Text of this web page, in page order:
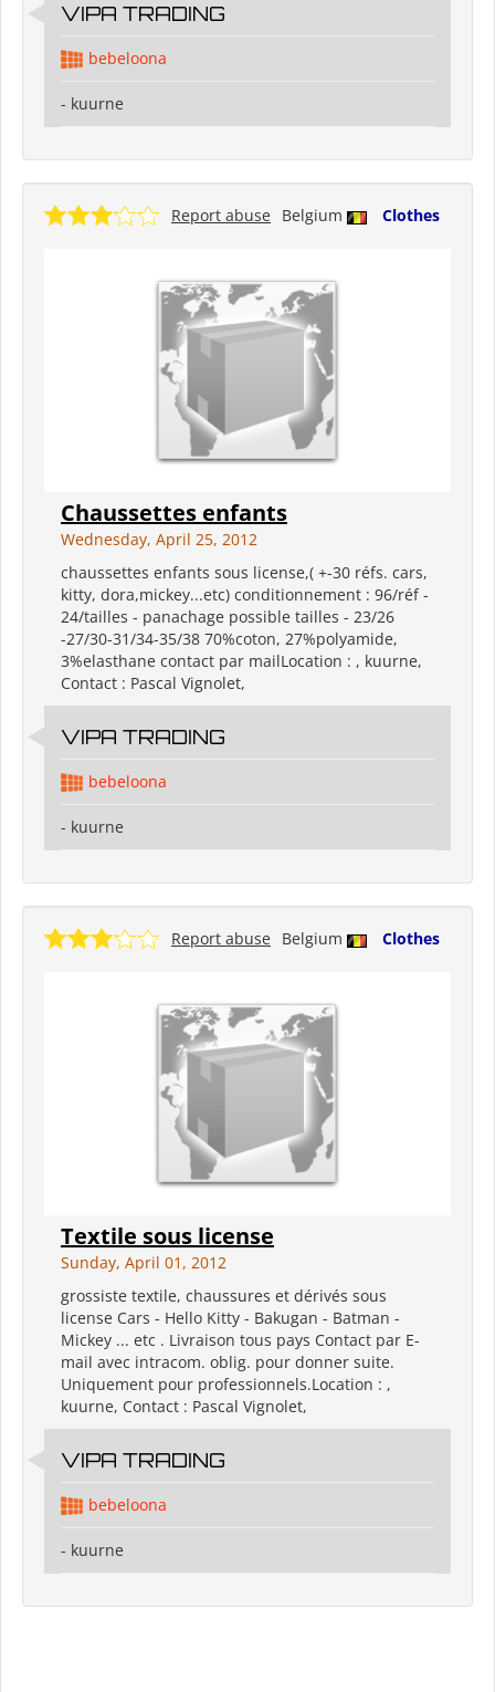
VIPA TRADING
bebeloona
- kuurne
Belgium Clothes
Report abuse
Chaussettes enfants
Wednesday, April 25, 2012
chaussettes enfants sous license,( +-30 réfs. cars,
kitty, dora,mickey...etc) conditionnement : 96/réf -
24/tailles - panachage possible tailles - 23/26
-27/30-31/34-35/38 70%coton, 27%polyamide,
3%elasthane contact par mailLocation : , kuurne,
Contact : Pascal Vignolet,
VIPA TRADING
bebeloona
- kuurne
Belgium Clothes
Report abuse
Textile sous license
Sunday, April 01, 2012
grossiste textile, chaussures et dérivés sous
license Cars - Hello Kitty - Bakugan - Batman -
Mickey ... etc . Livraison tous pays Contact par E-
mail avec intracom. oblig. pour donner suite.
Uniquement pour professionnels.Location : ,
kuurne, Contact : Pascal Vignolet,
VIPA TRADING
bebeloona
- kuurne